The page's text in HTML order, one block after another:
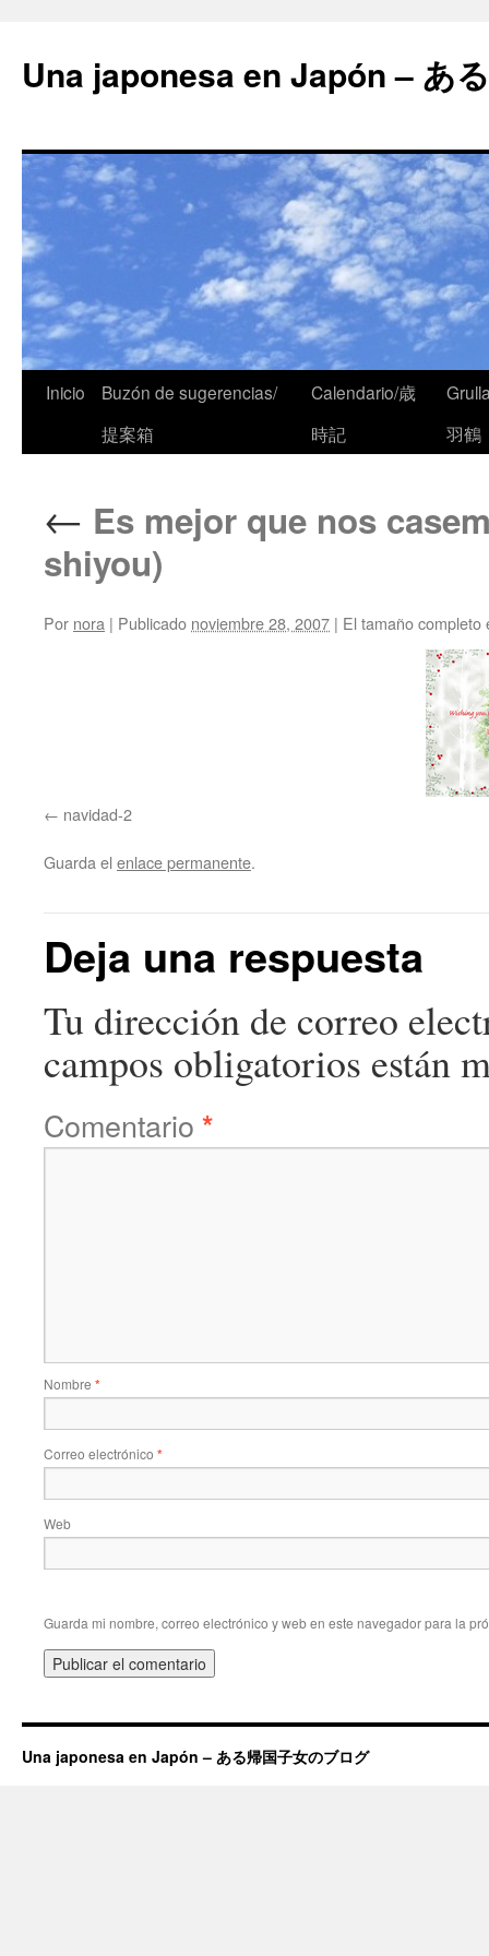
Una japonesa en Japón – あ
Inicio
Buzón de sugerencias/
提案箱
Calendario/歳
時記
羽鶴
← Es mejor que nos
shiyou)
Por nora | Publicado noviembre 28, 2007 | El tamaño
navidad-2
Guarda el enlace permanente.
Deja una respuesta
Tu dirección de correo
campos obligatorios están
Comentario *
Nombre *
Correo electrónico *
Web
Guarda mi nombre, correo electrónico y web en este navegador para la
Una japonesa en Japón – ある帰国子女のブログ